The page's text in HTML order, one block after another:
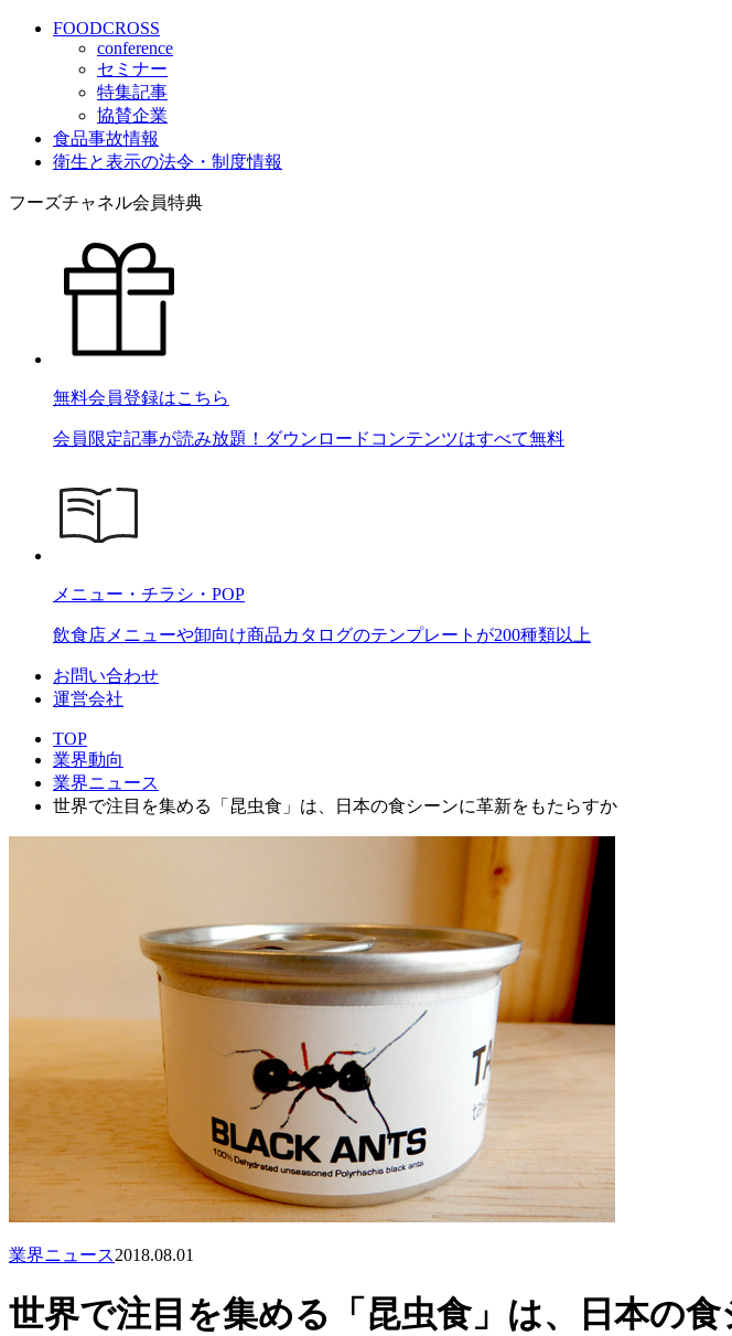
FOODCROSS
conference
セミナー
特集記事
協賛企業
食品事故情報
衛生と表示の法令・制度情報
フーズチャネル会員特典
無料会員登録はこちら
会員限定記事が読み放題！ダウンロードコンテンツはすべて無料
メニュー・チラシ・POP
飲食店メニューや卸向け商品カタログのテンプレートが200種類以上
お問い合わせ
運営会社
TOP
業界動向
業界ニュース
世界で注目を集める「昆虫食」は、日本の食シーンに革新をもたらすか
業界ニュース2018.08.01
世界で注目を集める「昆虫食」は、日本の